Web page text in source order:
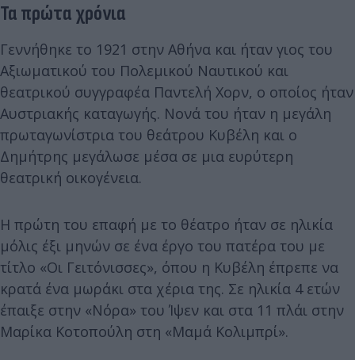
Τα πρώτα χρόνια
Γεννήθηκε το 1921 στην Αθήνα και ήταν γιος του
Αξιωματικού του Πολεμικού Ναυτικού και
θεατρικού συγγραφέα Παντελή Χορν, ο οποίος ήταν
Αυστριακής καταγωγής. Νονά του ήταν η μεγάλη
πρωταγωνίστρια του θεάτρου Κυβέλη και ο
Δημήτρης μεγάλωσε μέσα σε μια ευρύτερη
θεατρική οικογένεια.
Η πρώτη του επαφή με το θέατρο ήταν σε ηλικία
μόλις έξι μηνών σε ένα έργο του πατέρα του με
τίτλο «Οι Γειτόνισσες», όπου η Κυβέλη έπρεπε να
κρατά ένα μωράκι στα χέρια της. Σε ηλικία 4 ετών
έπαιξε στην «Νόρα» του Ίψεν και στα 11 πλάι στην
Μαρίκα Κοτοπούλη στη «Μαμά Κολιμπρί».